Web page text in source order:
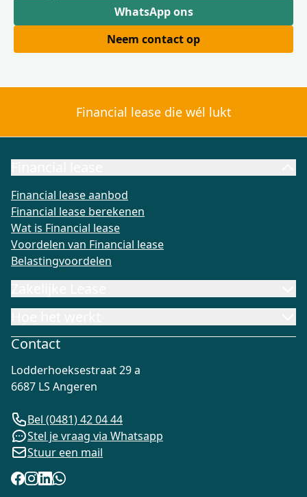
WhatsApp ons
Neem contact op
Financial lease die wél lukt
Financial lease aanbod
Financial lease berekenen
Wat is Financial lease
Voordelen van Financial lease
Belastingvoordelen
Contact
Lodderhoeksestraat 29 a
6687 LS Angeren
Bel (0481) 42 04 44
Stel je vraag via Whatsapp
Stuur een mail